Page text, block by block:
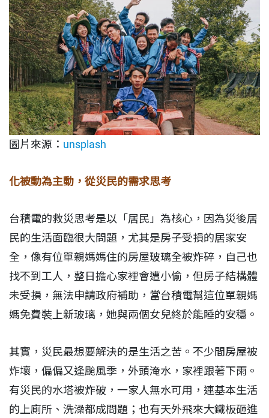
圖片來源： unsplash
化被動為主動，從災民的需求思考
台積電的救災思考是以「居民」為核心，因為災後居
民的生活面臨很大問題，尤其是房子受損的居家安
全，像有位單親媽媽住的房屋玻璃全被炸碎，自己也
找不到工人，整日擔心家裡會遭小偷，但房子結構體
未受損，無法申請政府補助，當台積電幫這位單親媽
媽免費裝上新玻璃，她與兩個女兒終於能睡的安穩。
其實，災民最想要解決的是生活之苦。不少間房屋被
炸壞，偏偏又逢颱風季，外頭淹水，家裡跟著下雨。
有災民的水塔被炸破，一家人無水可用，連基本生活
的上廁所、洗澡都成問題；也有天外飛來大鐵板砸進